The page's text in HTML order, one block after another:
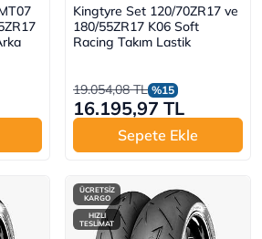
Kingtyre Set 120/70ZR17 ve
180/55ZR17 K06 Soft
Racing Takım Lastik
19.054,08 TL %15
16.195,97 TL
Sepete Ekle
ÜCRETSİZ
KARGO
HIZLI
TESLİMAT